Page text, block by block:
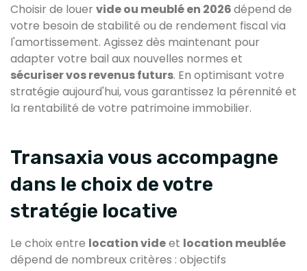
Choisir de louer vide ou meublé en 2026dépend de
votre besoin de stabilité ou de rendement fiscal via
l'amortissement. Agissez dès maintenant pour
adapter votre bail aux nouvelles normes et
sécuriser vos revenus futurs. En optimisant votre
stratégie aujourd'hui, vous garantissez la pérennité et
la rentabilité de votre patrimoine immobilier.
Transaxia vous accompagne
dans le choix de votre
stratégie locative
Le choix entre location videet location meublée
dépend de nombreux critères : objectifs